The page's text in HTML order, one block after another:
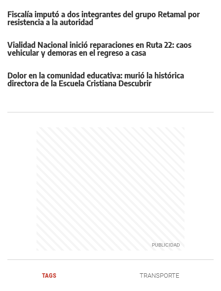
Fiscalía imputó a dos integrantes del grupo Retamal por
resistencia a la autoridad
Vialidad Nacional inició reparaciones en Ruta 22: caos
vehicular y demoras en el regreso a casa
Dolor en la comunidad educativa: murió la histórica
directora de la Escuela Cristiana Descubrir
TAGS TRANSPORTE